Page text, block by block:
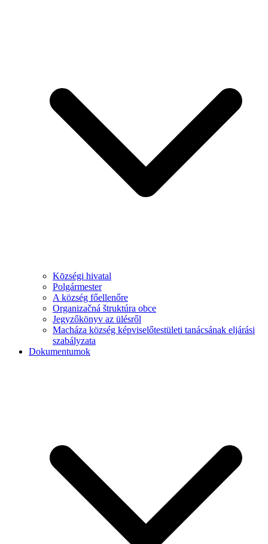
Kōzségi hivatal
Polgármester
A község főellenőre
Organizačná štruktúra obce
Jegyzőkönyv az ülésről
Macháza község képviselőtestületi tanácsának eljárási
szabályzata
Dokumentumok